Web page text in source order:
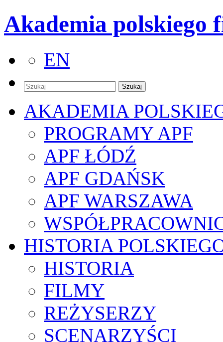
Akademia polskiego
EN
AKADEMIA
PROGRAMY APF
APF ŁÓDŹ
APF GDAŃSK
APF WARSZAWA
HISTORIA
HISTORIA
FILMY
REŻYSERZY
SCENARZYŚCI